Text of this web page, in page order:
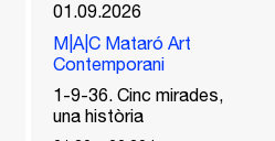
01.09.2026
M|A|C Mataró Art
Contemporani
1-9-36. Cinc mirades,
una història